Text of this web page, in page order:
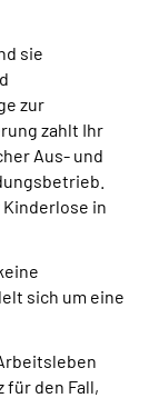
sie
zur
zahlt Ihr
Aus- und
in
sich um eine
den Fall,